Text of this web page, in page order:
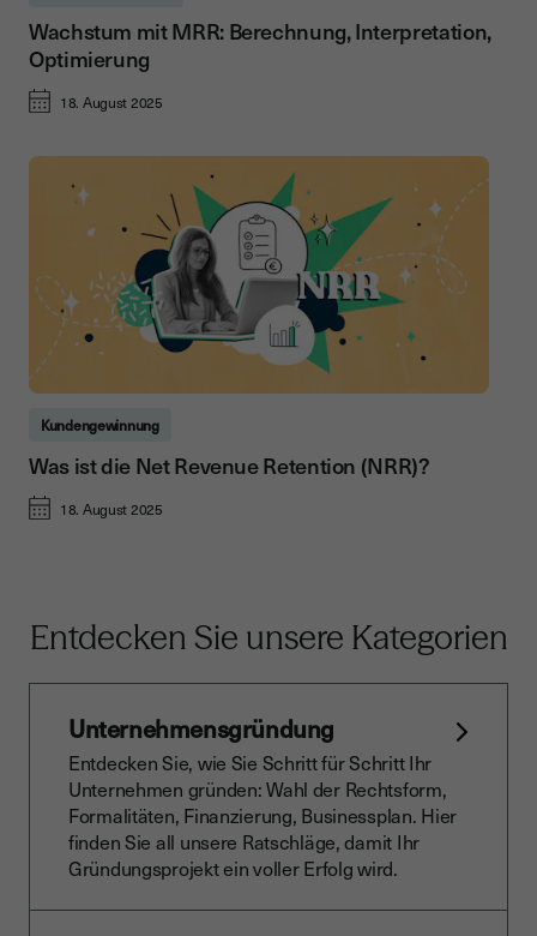
Wachstum mit MRR: Berechnung, Interpretation,
Optimierung
18. August 2025
Kundengewinnung
Was ist die Net Revenue Retention (NRR)?
18. August 2025
Entdecken Sie unsere Kategorien
Unternehmensgründung
Entdecken Sie, wie Sie Schritt für Schritt Ihr
Unternehmen gründen: Wahl der Rechtsform,
Formalitäten, Finanzierung, Businessplan. Hier
finden Sie all unsere Ratschläge, damit Ihr
Gründungsprojekt ein voller Erfolg wird.